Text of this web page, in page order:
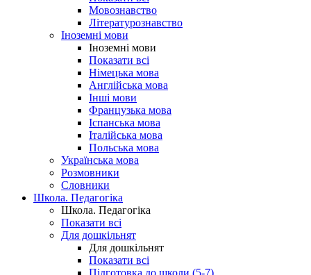
Мовознавство
Літературознавство
Іноземні мови
Іноземні мови
Показати всі
Німецька мова
Англійська мова
Інші мови
Французька мова
Іспанська мова
Італійська мова
Польська мова
Українська мова
Розмовники
Словники
Школа. Педагогіка
Школа. Педагогіка
Показати всі
Для дошкільнят
Для дошкільнят
Показати всі
Підготовка до школи (5-7)